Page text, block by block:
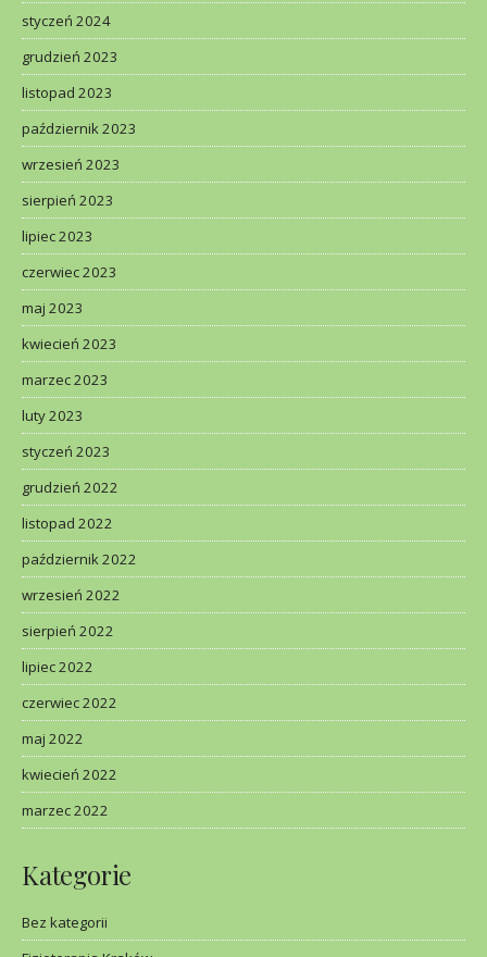
styczeń 2024
grudzień 2023
listopad 2023
październik 2023
wrzesień 2023
sierpień 2023
lipiec 2023
czerwiec 2023
maj 2023
kwiecień 2023
marzec 2023
luty 2023
styczeń 2023
grudzień 2022
listopad 2022
październik 2022
wrzesień 2022
sierpień 2022
lipiec 2022
czerwiec 2022
maj 2022
kwiecień 2022
marzec 2022
Kategorie
Bez kategorii